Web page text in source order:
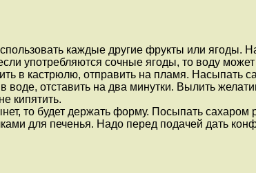
каждые другие фрукты или ягоды.
употребляются сочные ягоды, то воду
в кастрюлю, отправить на пламя. Насыпать
отставить на два минутки. Вылить
кипятить.
то будет держать форму. Посыпать сахаром
для печенья. Надо перед подачей дать